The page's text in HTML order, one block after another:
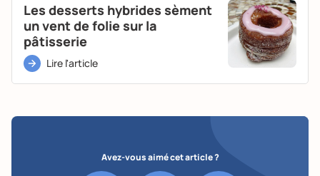
Les desserts hybrides sèment
un vent de folie sur la
pâtisserie
Lire l'article
Avez-vous aimé cet article ?